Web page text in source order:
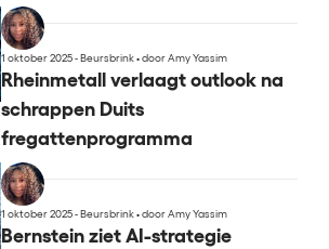
1 oktober 2025 - Beursbrink•door Amy Yassim
Rheinmetall verlaagt outlook na
schrappen Duits
fregattenprogramma
1 oktober 2025 - Beursbrink•door Amy Yassim
Bernstein ziet AI-strategie